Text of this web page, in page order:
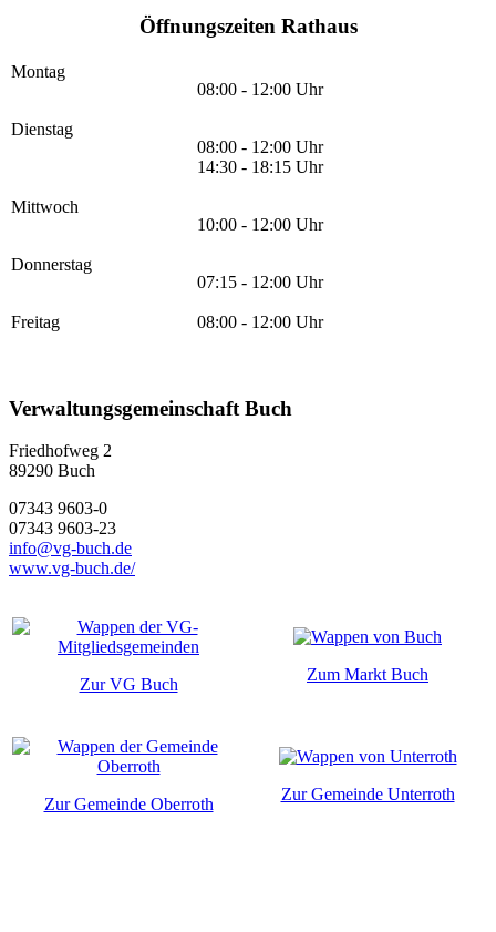
Öffnungszeiten Rathaus
Montag
08:00 - 12:00 Uhr
Dienstag
08:00 - 12:00 Uhr
14:30 - 18:15 Uhr
Mittwoch
10:00 - 12:00 Uhr
Donnerstag
07:15 - 12:00 Uhr
Freitag 08:00 - 12:00 Uhr
Verwaltungsgemeinschaft Buch
Friedhofweg 2
89290 Buch
07343 9603-0
07343 9603-23
info@vg-buch.de
www.vg-buch.de/
Zur VG Buch
Zum Markt Buch
Zur Gemeinde Oberroth
Zur Gemeinde Unterroth